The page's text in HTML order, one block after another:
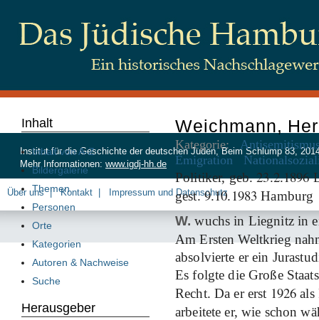
Weichmann,
Kategorie:
Emigration
Politiker, geb.23.2.1896
gest.9.10.1983 Hamburg
W. wuchs in Liegnitz in
Am Ersten Weltkrieg
absolvierte er ein
Es folgte die Große
Recht. Da er erst 1926 als
arbeitete er, wie schon
Inhalt
Inhalt von A-Z
Bildergalerie
Themen
Personen
Orte
Kategorien
Autoren & Nachweise
Suche
Herausgeber
Institut für die Geschichte der deutschen Juden, Beim Schlump 83,
Mehr Informationen: www.igdj-hh.de
Über uns Kontakt Impressum und Datenschutz